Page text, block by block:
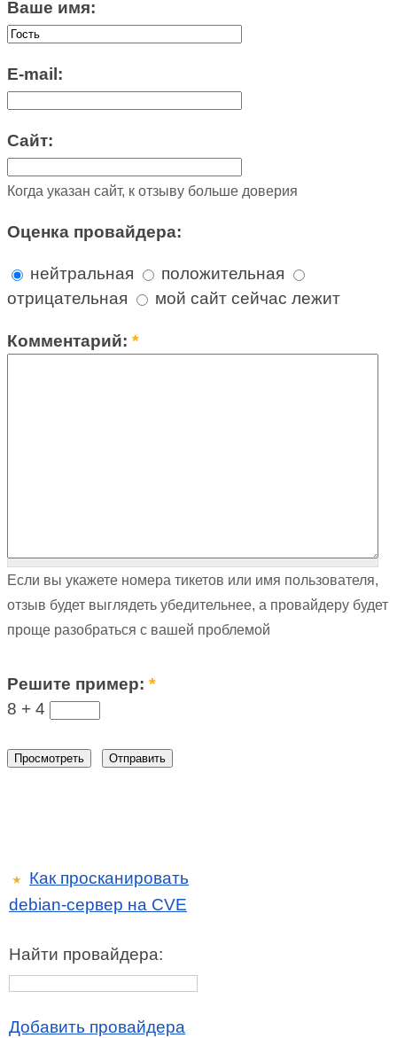
Ваше имя:
E-mail:
Сайт:
Когда указан сайт, к отзыву больше доверия
Оценка провайдера:
нейтральная
положительная
отрицательная
мой сайт сейчас лежит
Комментарий:*
Если вы укажете номера тикетов или имя пользователя,
отзыв будет выглядеть убедительнее, а провайдеру будет
проще разобраться с вашей проблемой
Решите пример:*
8 + 4
★
Как просканировать
debian-сервер на CVE
Найти провайдера:
Добавить провайдера